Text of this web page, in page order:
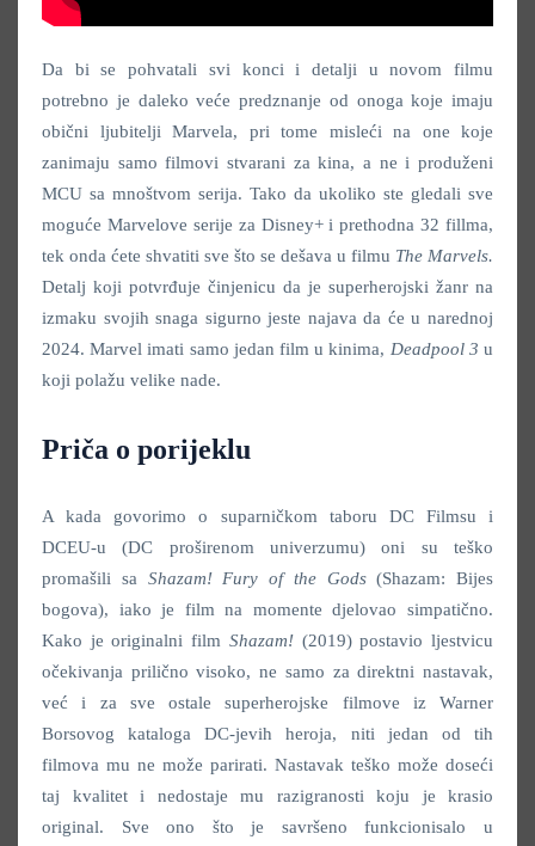
Da bi se pohvatali svi konci i detalji u novom filmu
potrebno je daleko veće predznanje od onoga koje imaju
obični ljubitelji Marvela, pri tome misleći na one koje
zanimaju samo filmovi stvarani za kina, a ne i produženi
MCU sa mnoštvom serija. Tako da ukoliko ste gledali sve
moguće Marvelove serije za Disney+ i prethodna 32 fillma,
tek onda ćete shvatiti sve što se dešava u filmu The Marvels.
Detalj koji potvrđuje činjenicu da je superherojski žanr na
izmaku svojih snaga sigurno jeste najava da će u narednoj
2024. Marvel imati samo jedan film u kinima, Deadpool 3u
koji polažu velike nade.
Priča o porijeklu
A kada govorimo o suparničkom taboru DC Filmsu i
DCEU-u (DC proširenom univerzumu) oni su teško
promašili sa Shazam! Fury of the Gods(Shazam: Bijes
bogova), iako je film na momente djelovao simpatično.
Kako je originalni film Shazam!(2019) postavio ljestvicu
očekivanja prilično visoko, ne samo za direktni nastavak,
već i za sve ostale superherojske filmove iz Warner
Borsovog kataloga DC-jevih heroja, niti jedan od tih
filmova mu ne može parirati. Nastavak teško može doseći
taj kvalitet i nedostaje mu razigranosti koju je krasio
original. Sve ono što je savršeno funkcionisalo u